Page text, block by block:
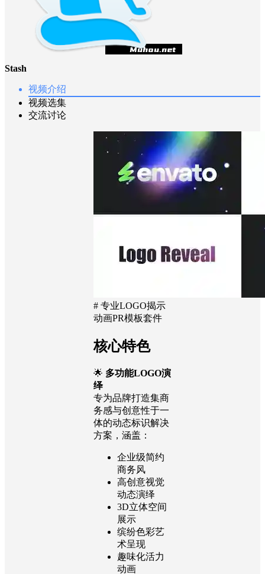
Stash
视频介绍
视频选集
交流讨论
# 专业LOGO揭示
动画PR模板套件
核心特色
🌟 多功能LOGO演
绎
专为品牌打造集商
务感与创意性于一
体的动态标识解决
方案，涵盖：
企业级简约
商务风
高创意视觉
动态演绎
3D立体空间
展示
缤纷色彩艺
术呈现
趣味化活力
动画